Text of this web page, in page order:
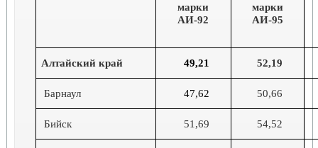
марки
АИ-92
марки
АИ-95
Алтайский край 49,21 52,19
Барнаул 47,62 50,66
Бийск 51,69 54,52